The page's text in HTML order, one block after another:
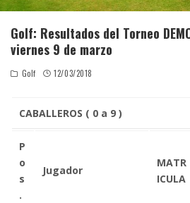
Golf: Resultados del Torneo
viernes 9 de marzo
Golf 12/03/2018
CABALLEROS ( 0 a 9 )
P
o
s
.
Jugador
MATR
ICULA